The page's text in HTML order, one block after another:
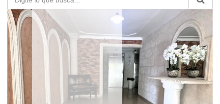
APARTAMENTO
en Gazcue
3 HABITACIONES
2 PARQUEOS
200 SOLAR
200 CONSTRUCCIÓN
US$ 1,400.00